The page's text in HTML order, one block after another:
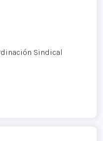
Sindical